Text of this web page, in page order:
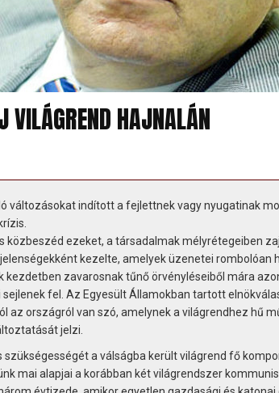
VILÁGREND HAJNALÁN
változásokat indított a fejlettnek vagy nyugatinak
közbeszéd ezeket, a társadalmak mélyrétegeiben
kezelte, amelyek üzenetei rombolóan
kezdetben zavarosnak tűnő örvényléseiből mára
sejlenek fel. Az Egyesült Államokban tartott
az országról van szó, amelynek a világrendhez hű
jelzi.
szükségességét a válságba került világrend fő
mai alapjai a korábban két világrendszer